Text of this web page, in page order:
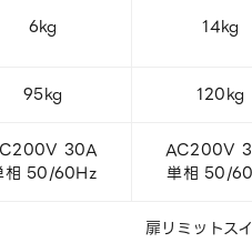
6kg 14kg
95kg 120kg
30A
相 50/60Hz
AC200V
単相 50/
扉リミットス